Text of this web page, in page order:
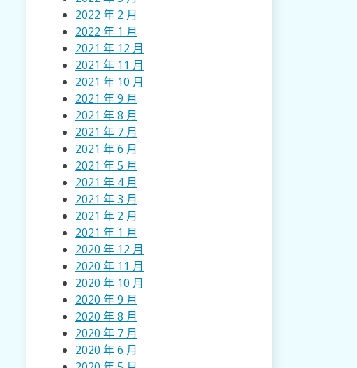
2022 年 2 月
2022 年 1 月
2021 年 12 月
2021 年 11 月
2021 年 10 月
2021 年 9 月
2021 年 8 月
2021 年 7 月
2021 年 6 月
2021 年 5 月
2021 年 4 月
2021 年 3 月
2021 年 2 月
2021 年 1 月
2020 年 12 月
2020 年 11 月
2020 年 10 月
2020 年 9 月
2020 年 8 月
2020 年 7 月
2020 年 6 月